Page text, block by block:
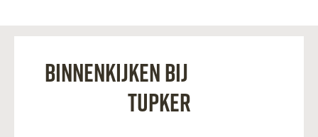
Binnenkijken bij
Tupker